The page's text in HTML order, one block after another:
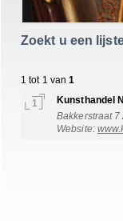
Zoekt u een
1 tot 1 van1
1 Kunsthandel
Bakkerstraat
Website: